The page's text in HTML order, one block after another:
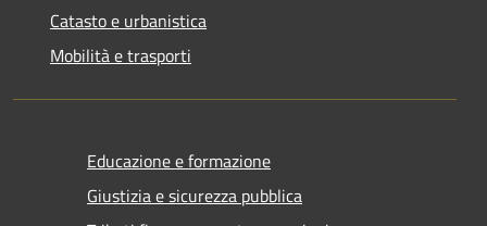
Catasto e urbanistica
Mobilità e trasporti
Educazione e formazione
Giustizia e sicurezza pubblica